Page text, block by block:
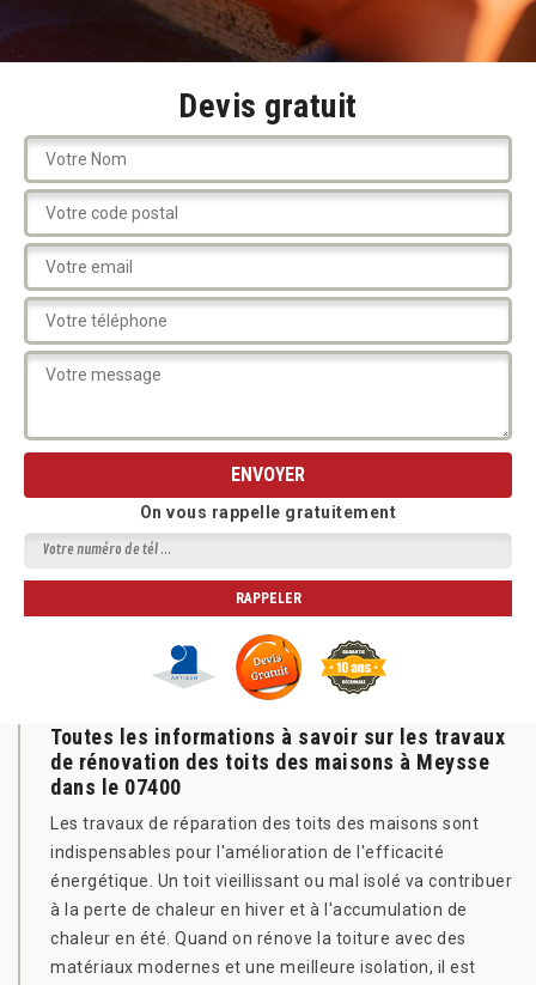
Devis gratuit
On vous rappelle gratuitement
Toutes les informations à savoir sur les travaux
de rénovation des toits des maisons à Meysse
dans le 07400
Les travaux de réparation des toits des maisons sont
indispensables pour l'amélioration de l'efficacité
énergétique. Un toit vieillissant ou mal isolé va contribuer
à la perte de chaleur en hiver et à l'accumulation de
chaleur en été. Quand on rénove la toiture avec des
matériaux modernes et une meilleure isolation, il est